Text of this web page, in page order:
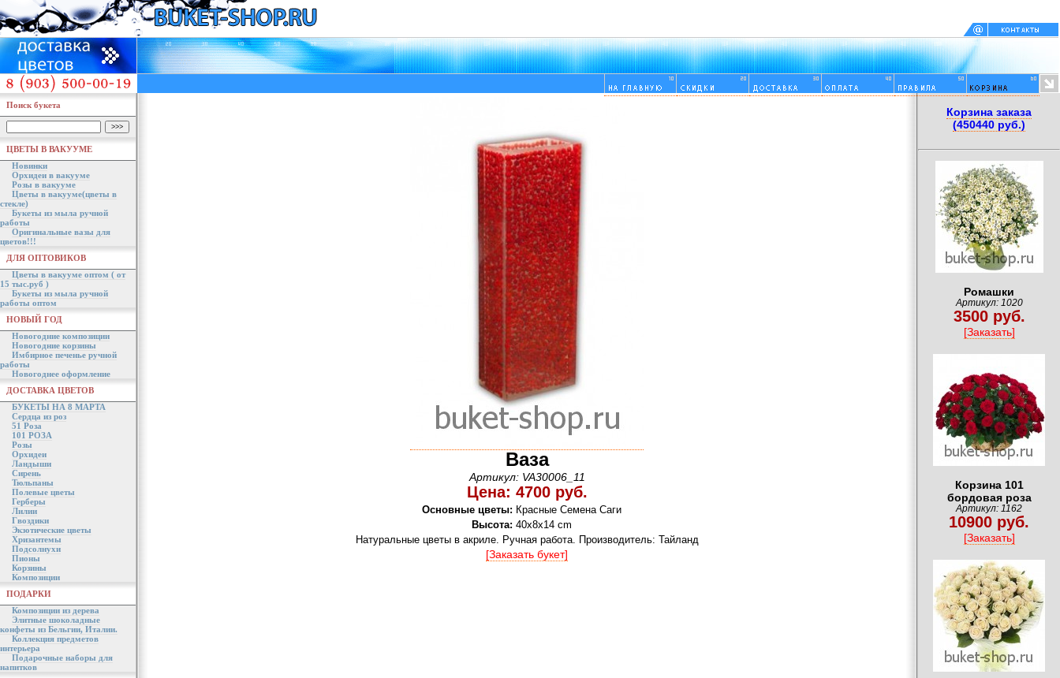
Поиск букета
ЦВЕТЫ В ВАКУУМЕ
Новинки
Орхидеи в вакууме
Розы в вакууме
Цветы в вакууме(цветы в
стекле)
Букеты из мыла ручной
работы
Оригинальные вазы для
цветов!!!
ДЛЯ ОПТОВИКОВ
Цветы в вакууме оптом ( от
15 тыс.руб )
Букеты из мыла ручной
работы оптом
НОВЫЙ ГОД
Новогодние композиции
Новогодние корзины
Имбирное печенье ручной
работы
Новогоднее оформление
ДОСТАВКА ЦВЕТОВ
БУКЕТЫ НА 8 МАРТА
Сердца из роз
51 Роза
101 РОЗА
Розы
Орхидеи
Ландыши
Сирень
Тюльпаны
Полевые цветы
Герберы
Лилии
Гвоздики
Экзотические цветы
Хризантемы
Подсолнухи
Пионы
Корзины
Композиции
ПОДАРКИ
Композиции из дерева
Элитные шоколадные
конфеты из Бельгии, Италии.
Коллекция предметов
интерьера
Подарочные наборы для
напитков
Ваза
Артикул: VA30006_11
Цена: 4700 руб.
Основные цветы: Красные Семена Саги
Высота: 40х8х14 cm
Натуральные цветы в акриле. Ручная работа. Производитель: Тайланд
[Заказать букет]
Корзина заказа
(450440 руб.)
Ромашки
Артикул: 1020
3500 руб.
[Заказать]
Корзина 101
бордовая роза
Артикул: 1162
10900 руб.
[Заказать]